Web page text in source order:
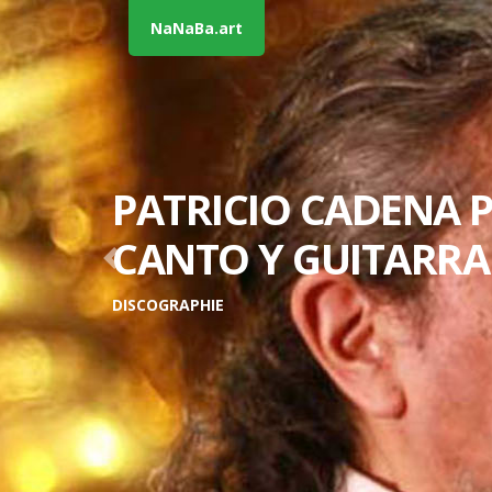
©
NaNaBa.art
PATRICIO CADENA
CANTO Y
DISCOGRAPHIE
Previous